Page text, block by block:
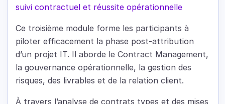
suivi contractuel et réussite opérationnelle
Ce troisième module forme les participants à
piloter efficacement la phase post-attribution
d’un projet IT. Il aborde le Contract Management,
la gouvernance opérationnelle, la gestion des
risques, des livrables et de la relation client.
À travers l’analyse de contrats types et des mises